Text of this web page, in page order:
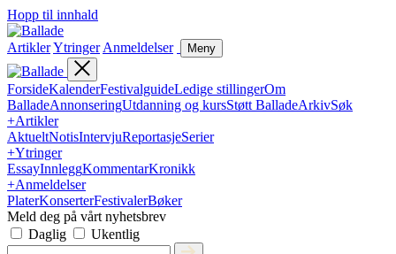
Hopp til innhald
ArtiklerYtringer Anmeldelser Meny
ForsideKalenderFestivalguideLedige stillingerOm
BalladeAnnonseringUtdanning og kursStøtt BalladeArkivSøk
+Artikler
AktueltNotisIntervjuReportasjeSerier
+Ytringer
EssayInnleggKommentarKronikk
+Anmeldelser
PlaterKonserterFestivalerBøker
Meld deg på vårt nyhetsbrev
Daglig
Ukentlig